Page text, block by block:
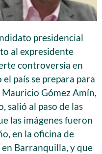
presidencial
al expresidente
controversia en
país se prepara para
Gómez Amín,
salió al paso de las
las imágenes fueron
en la oficina de
en Barranquilla, y que